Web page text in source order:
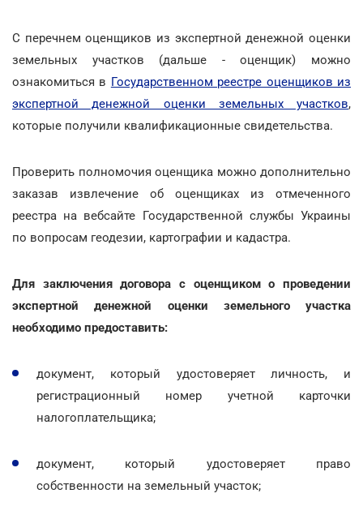
С перечнем оценщиков из экспертной денежной оценки
земельных участков (дальше - оценщик) можно
ознакомиться в Государственном реестре оценщиков из
экспертной денежной оценки земельных участков,
которые получили квалификационные свидетельства.
Проверить полномочия оценщика можно дополнительно
заказав извлечение об оценщиках из отмеченного
реестра на вебсайте Государственной службы Украины
по вопросам геодезии, картографии и кадастра.
Для заключения договора с оценщиком о проведении
экспертной денежной оценки земельного участка
необходимо предоставить:
документ, который удостоверяет личность, и
регистрационный номер учетной карточки
налогоплательщика;
документ, который удостоверяет право
собственности на земельный участок;